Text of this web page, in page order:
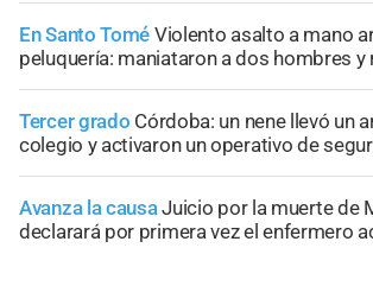
En Santo Tomé Violento asalto a mano
peluquería: maniataron a dos hombres
Tercer grado Córdoba: un nene llevó un
colegio y activaron un operativo de
Avanza la causaJuicio por la muerte de
declarará por primera vez el enfermero